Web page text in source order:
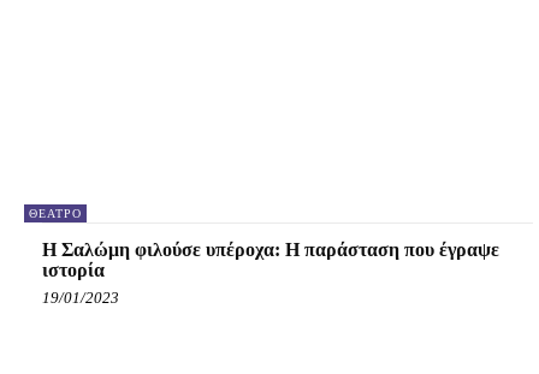
ΘΈΑΤΡΟ
Η Σαλώμη φιλούσε υπέροχα: Η παράσταση που έγραψε
ιστορία
19/01/2023